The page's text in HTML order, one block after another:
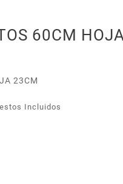
60CM HOJA
23CM
Incluidos